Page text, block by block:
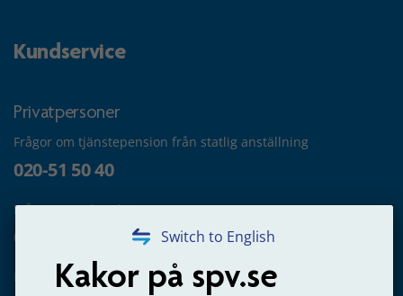
Switch to English
Kakor på spv.se
Kundservice
Privatpersoner
Frågor om tjänstepension från statlig anställning
020-51 50 40
Frågor om utbetalning
020-65 00 65
Kontakta oss